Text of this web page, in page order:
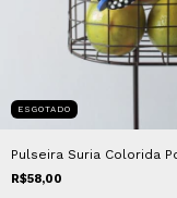
ESGOTADO
Pulseira Suria Colorida
R$58,00